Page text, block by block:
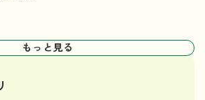
もっと見る